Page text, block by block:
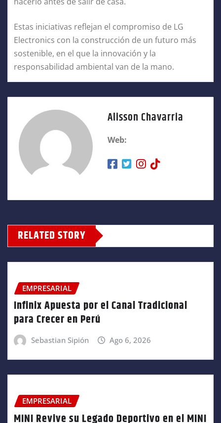
Estas iniciativas reflejan el compromiso de LG
Electronics con la construcción de un futuro más
sostenible, en el que la innovación y la
responsabilidad ambiental van de la mano.
Alisson Chavarria
Web:
RELATED STORY
EMPRESARIAL
Infinix Apuesta por el Canal Tradicional
para Crecer en Perú
Sebastian Sipión Ago 6, 2026
EMPRESARIAL
MINI Revive su Legado Deportivo en el MINI